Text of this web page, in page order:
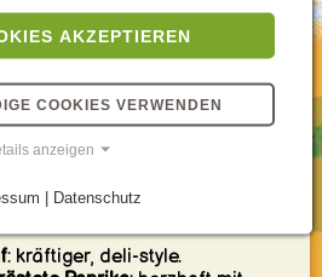
und etwas
und crunchy – ideal to-go.
die immer
: italienischer Café-
: kräftiger, deli-style.
AKZEPTIEREN
COOKIES VERWENDEN
anzeigen
| Datenschutz